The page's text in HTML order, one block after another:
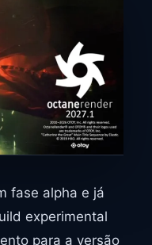
fase alpha e já
experimental
para a versão